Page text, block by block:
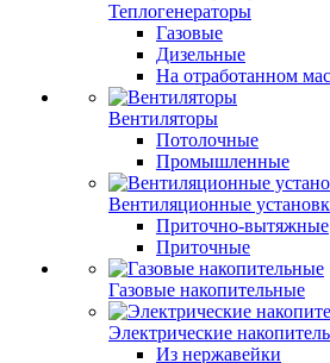
Теплогенераторы
Газовые
Дизельные
На отработанном
Вентиляторы
Потолочные
Промышленные
Вентиляционные
Приточно-вытяжные
Приточные
Газовые накопительные
Электрические
Из нержавейки